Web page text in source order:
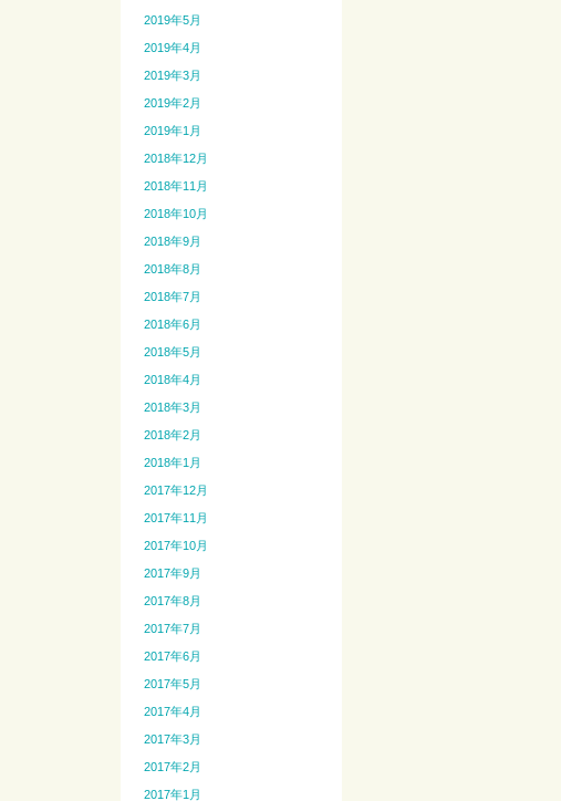
2019年5月
2019年4月
2019年3月
2019年2月
2019年1月
2018年12月
2018年11月
2018年10月
2018年9月
2018年8月
2018年7月
2018年6月
2018年5月
2018年4月
2018年3月
2018年2月
2018年1月
2017年12月
2017年11月
2017年10月
2017年9月
2017年8月
2017年7月
2017年6月
2017年5月
2017年4月
2017年3月
2017年2月
2017年1月